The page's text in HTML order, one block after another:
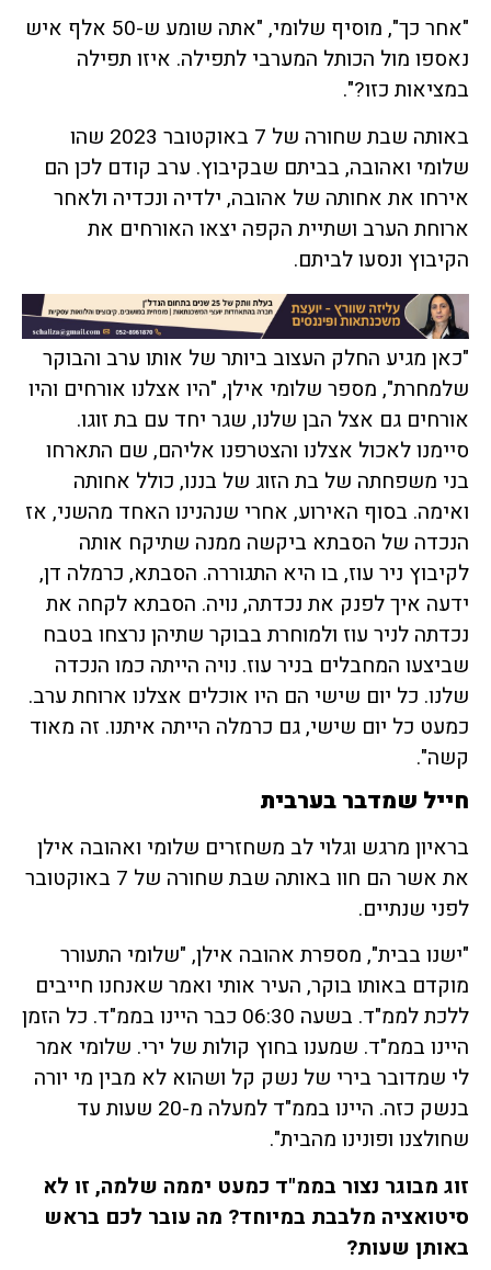
"אחר כך", מוסיף שלומי, "אתה שומע ש-50 אלף איש
נאספו מול הכותל המערבי לתפילה. איזו תפילה
במציאות כזו?".
באותה שבת שחורה של 7 באוקטובר 2023 שהו
שלומי ואהובה, בביתם שבקיבוץ. ערב קודם לכן הם
אירחו את אחותה של אהובה, ילדיה ונכדיה ולאחר
ארוחת הערב ושתיית הקפה יצאו האורחים את
הקיבוץ ונסעו לביתם.
"כאן מגיע החלק העצוב ביותר של אותו ערב והבוקר
שלמחרת", מספר שלומי אילן, "היו אצלנו אורחים והיו
אורחים גם אצל הבן שלנו, שגר יחד עם בת זוגו.
סיימנו לאכול אצלנו והצטרפנו אליהם, שם התארחו
בני משפחתה של בת הזוג של בננו, כולל אחותה
ואימה. בסוף האירוע, אחרי שנהנינו האחד מהשני, אז
הנכדה של הסבתא ביקשה ממנה שתיקח אותה
לקיבוץ ניר עוז, בו היא התגוררה. הסבתא, כרמלה דן,
ידעה איך לפנק את נכדתה, נויה. הסבתא לקחה את
נכדתה לניר עוז ולמוחרת בבוקר שתיהן נרצחו בטבח
שביצעו המחבלים בניר עוז. נויה הייתה כמו הנכדה
שלנו. כל יום שישי הם היו אוכלים אצלנו ארוחת ערב.
כמעט כל יום שישי, גם כרמלה הייתה איתנו. זה מאוד
קשה".
חייל שמדברבערבית
בראיון מרגש וגלוי לב משחזרים שלומי ואהובה אילן
את אשר הם חוו באותה שבת שחורה של 7 באוקטובר
לפני שנתיים.
"ישנו בבית", מספרת אהובה אילן, "שלומי התעורר
מוקדם באותו בוקר, העיר אותי ואמר שאנחנו חייבים
ללכת לממ"ד. בשעה 06:30 כבר היינו בממ"ד. כל הזמן
היינו בממ"ד. שמענו בחוץ קולות של ירי. שלומי אמר
לי שמדובר בירי של נשק קל ושהוא לא מבין מי יורה
בנשק כזה. היינו בממ"ד למעלה מ-20 שעות עד
שחולצנו ופונינו מהבית".
זוג מבוגר נצור בממ"ד כמעט יממה שלמה, זו לא
סיטואציה מלבבת במיוחד? מה עובר לכם בראש
באותן שעות?